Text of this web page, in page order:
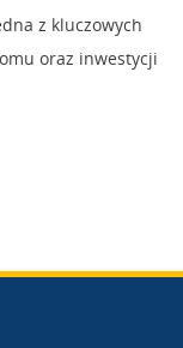
z kluczowych
oraz inwestycji